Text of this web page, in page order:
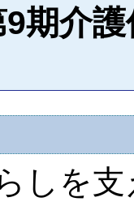
9期介
しを支